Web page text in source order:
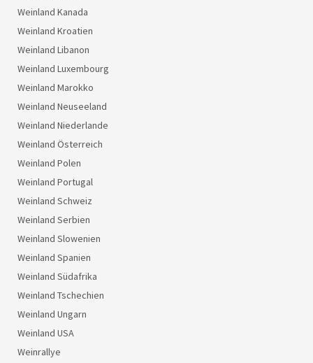
Weinland Kanada
Weinland Kroatien
Weinland Libanon
Weinland Luxembourg
Weinland Marokko
Weinland Neuseeland
Weinland Niederlande
Weinland Österreich
Weinland Polen
Weinland Portugal
Weinland Schweiz
Weinland Serbien
Weinland Slowenien
Weinland Spanien
Weinland Südafrika
Weinland Tschechien
Weinland Ungarn
Weinland USA
Weinrallye